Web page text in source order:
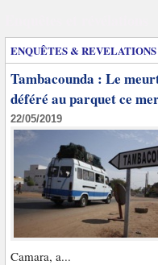
ENQUÊTES & REVELATIONS
Tambacounda : Le
déféré au parquet ce
22/05/2019
Camara, a...